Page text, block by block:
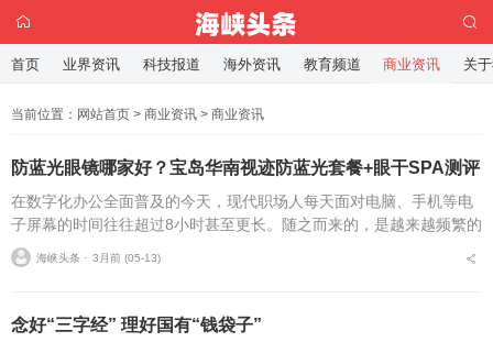
当前位置： 网站首页 > 商业资讯 > 商业资讯
防蓝光眼镜哪家好？宝岛华南视迹防蓝光套餐+眼干SPA测评
在数字化办公全面普及的今天，现代职场人每天面对电脑、手机等电
子屏幕的时间往往超过8小时甚至更长。随之而来的，是越来越频繁的
眼睛干涩、酸胀、视物模糊甚至头痛。为了缓解这些难以摆脱的职
场“职业病”，很多人...
海峡头条 ⋅ 3月前 (05-13)
念好“三字经” 理好国有“钱袋子”
首页 业界资讯 科技报道 海外资讯 教育频道 商业资讯 关